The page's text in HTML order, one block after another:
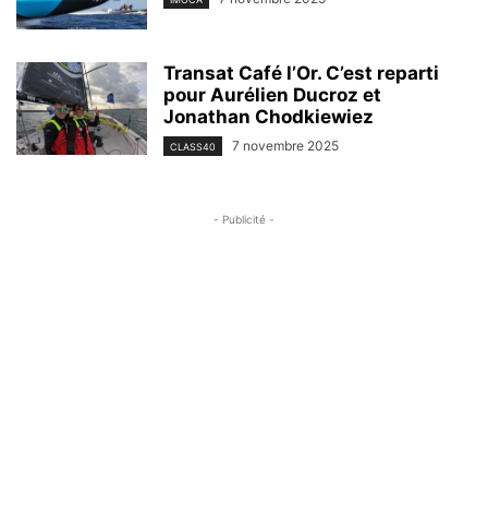
Transat Café l’Or. C’est reparti
pour Aurélien Ducroz et
Jonathan Chodkiewiez
CLASS40 7 novembre 2025
- Publicité -